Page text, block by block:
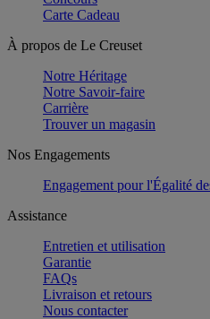
Carte Cadeau
À propos de Le Creuset
Notre Héritage
Notre Savoir-faire
Carrière
Trouver un magasin
Nos Engagements
Engagement pour l'Égalité
Assistance
Entretien et utilisation
Garantie
FAQs
Livraison et retours
Nous contacter